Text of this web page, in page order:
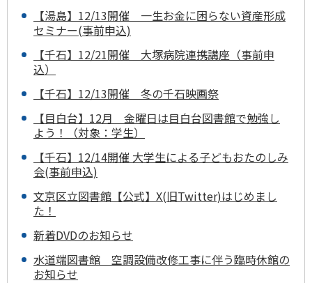
【湯島】12/13開催 一生お金に困らない資産形成
セミナー(事前申込)
【千石】12/21開催 大塚病院連携講座（事前申
込）
【千石】12/13開催 冬の千石映画祭
【目白台】12月 金曜日は目白台図書館で勉強し
よう！（対象：学生）
【千石】12/14開催 大学生による子どもおたのしみ
会(事前申込)
文京区立図書館【公式】X(旧Twitter)はじめまし
た！
新着DVDのお知らせ
水道端図書館 空調設備改修工事に伴う臨時休館の
お知らせ